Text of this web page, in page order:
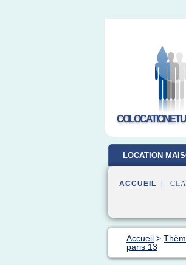
LOCATION
ACCUEIL |
Accueil >
paris 13